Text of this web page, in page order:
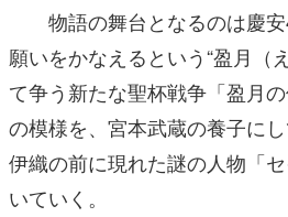
物語の舞台となるのは慶安
願いをかなえるという“盈月（
て争う新たな聖杯戦争「盈月
の模様を、宮本武蔵の養子にし
伊織の前に現れた謎の人物「
いていく。